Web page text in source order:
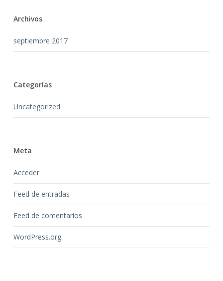
Archivos
septiembre 2017
Categorías
Uncategorized
Meta
Acceder
Feed de entradas
Feed de comentarios
WordPress.org